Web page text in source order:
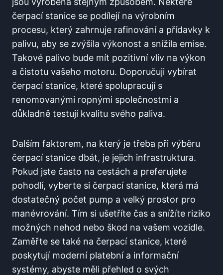
čerpací stanice se podílejí na výrobním
procesu, který zahrnuje rafinování a přídavky‍ k
palivu, aby se zvýšila výkonost a‍ snížila ‍emise.​
Takové palivo⁤ bude mít pozitivní vliv na​ výkon
a čistotu vašeho ⁢motoru. ⁢Doporučuji vybírat
čerpací stanice, které ‍spolupracují s
renomovanými ropnými⁤ společnostmi a‍
důkladně​ testují kvalitu svého paliva.
Dalším faktorem, na‍ který je třeba při výběru
čerpací⁣ stanice ⁤dbát, je jejich infrastruktura.
Pokud jste⁤ často na cestách a preferujete
pohodlí, vyberte si čerpací stanice, která má
dostatečný počet pump ‌a velký prostor pro
manévrování. Tím si ušetříte čas a snížíte riziko
možných ​nehod⁤ nebo škod na vašem ⁤vozidle.
Zaměřte⁢ se také na‍ čerpací ⁢stanice, které​
poskytují moderní ​platební‌ a informační
systémy, abyste‍ měli přehled o‍ svých